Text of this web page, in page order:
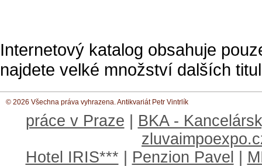
Internetový katalog obsahuje
najdete velké množství dalších
© 2026 Všechna práva vyhrazena. Antikvariát Petr Vintrlík
práce v Praze
BKA -
Hotel IRIS***
Penzion Pavel